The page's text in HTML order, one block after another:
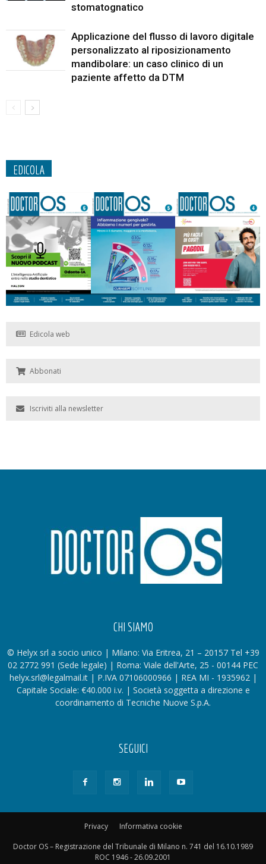
stomatognatico
Applicazione del flusso di lavoro digitale
personalizzato al riposizionamento
mandibolare: un caso clinico di un
paziente affetto da DTM
EDICOLA
Edicola web
Abbonati
Iscriviti alla newsletter
CHI SIAMO
© Helyx srl a socio unico | Milano: Via Eritrea, 21 – 20157 Tel +39
02 2772 991 (Sede legale) | Roma: Viale dell'Arte, 25 - 00144 PEC
helyx.srl@legalmail.it | P.IVA 07106000966 | REA MI - 1935962 |
Capitale Sociale: €40.000 i.v. | Società soggetta a direzione e
coordinamento di Tecniche Nuove S.p.A.
SEGUICI
Privacy
Informativa cookie
Doctor OS – Registrazione del Tribunale di Milano n. 741 del 16.10.1989
ROC 1946 - 26.09.2001